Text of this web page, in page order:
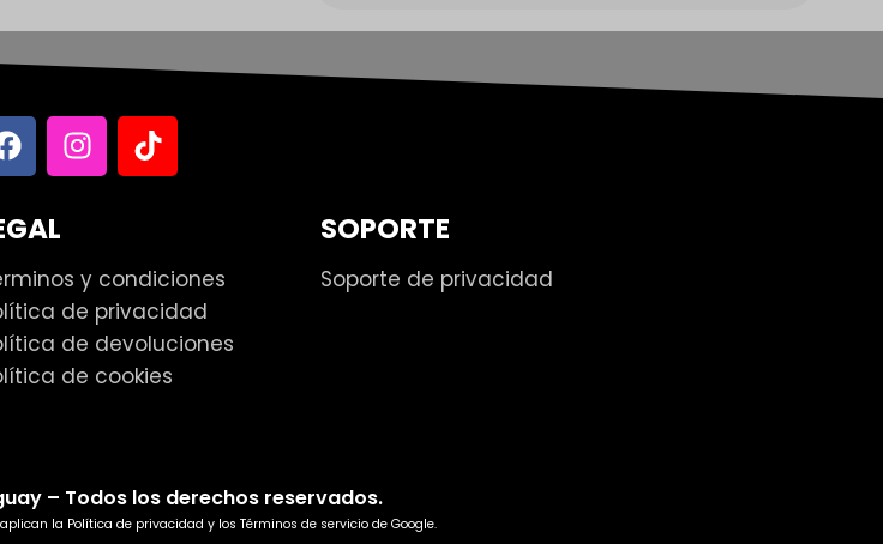
y condiciones
de privacidad
de devoluciones
de cookies
SOPORTE
Soporte de privacidad
– Todos los derechos reservados.
aplican la Política de privacidad y los Términos de serviciode Google.